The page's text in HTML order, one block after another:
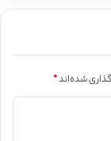
شده‌اند*